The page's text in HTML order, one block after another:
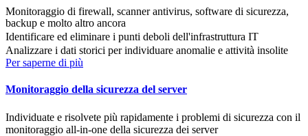
Monitoraggio di firewall, scanner antivirus, software di sicurezza,
backup e molto altro ancora
Identificare ed eliminare i punti deboli dell'infrastruttura IT
Analizzare i dati storici per individuare anomalie e attività insolite
Per saperne di più
Monitoraggio della sicurezza del server
Individuate e risolvete più rapidamente i problemi di sicurezza con il
monitoraggio all-in-one della sicurezza dei server